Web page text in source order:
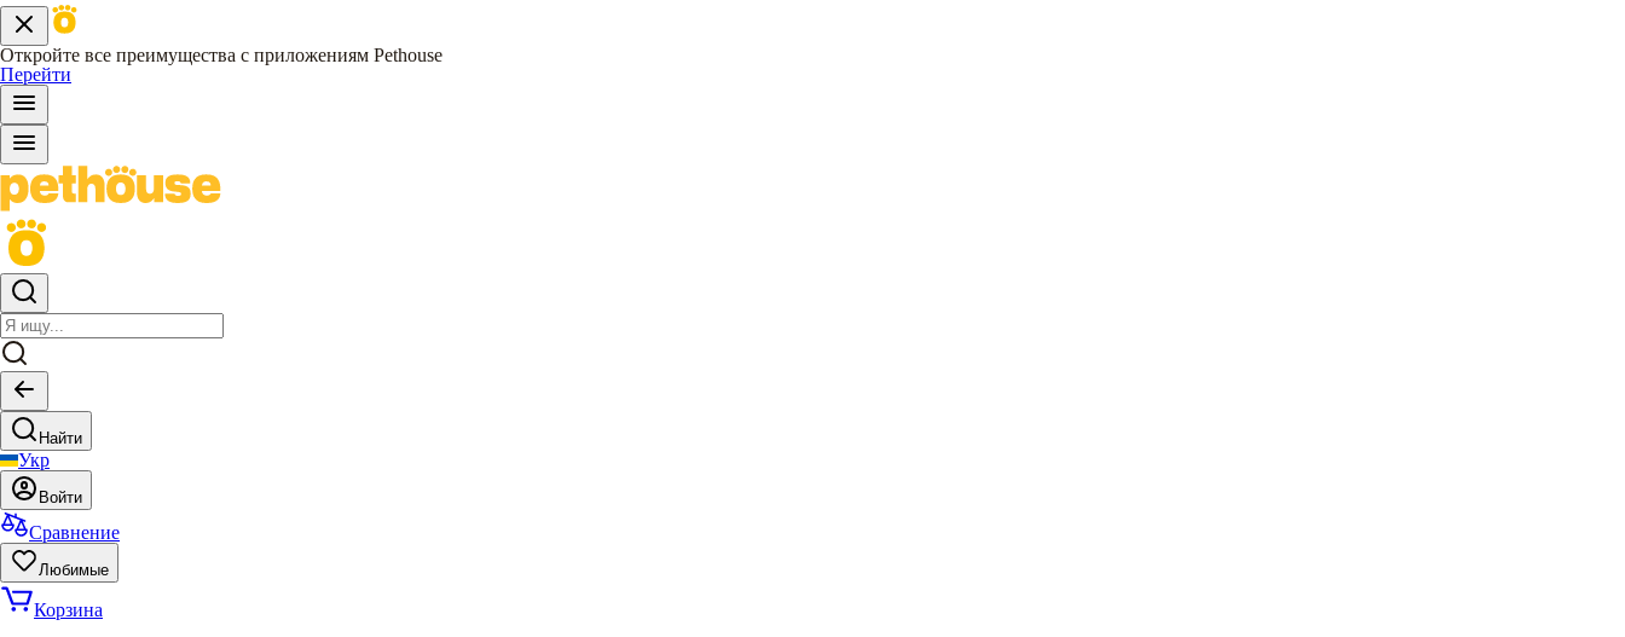
Откройте все преимущества с приложениям Pethouse
Перейти
Найти
Укр
Войти
Сравнение
Любимые
Корзина